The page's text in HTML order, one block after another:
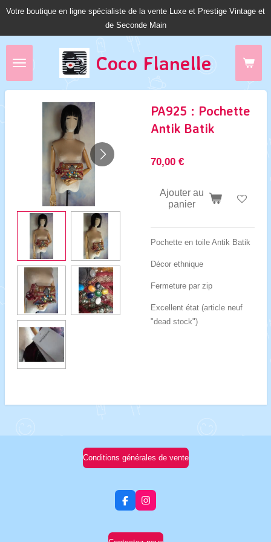
Passer
Coco Flanelle
Votre boutique en ligne spécialiste de la vente Luxe et Prestige Vintage et
de Seconde Main
PA925 : Pochette
Antik Batik
70,00 €
Ajouter au
panier
Pochette en toile Antik Batik
Décor ethnique
Fermeture par zip
Excellent état (article neuf
"dead stock")
Conditions générales de vente
F
a
e
b
I
n
t
a